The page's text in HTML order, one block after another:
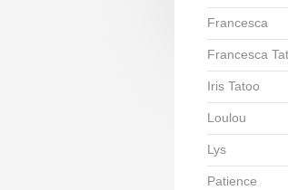
Francesca
Francesca
Iris Tatoo
Loulou
Lys
Patience